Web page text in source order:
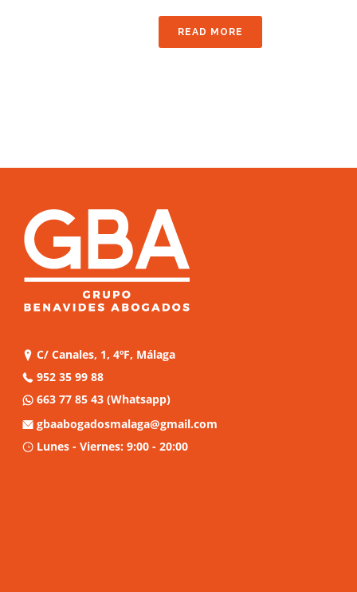
READ MORE
C/ Canales, 1, 4ºF, Málaga
952 35 99 88
663 77 85 43 (Whatsapp)
gbaabogadosmalaga@gmail.com
Lunes - Viernes: 9:00 - 20:00